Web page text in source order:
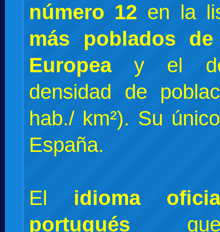
número 12 en la
más poblados
Europeay el
densidad de
hab./ km²). Su
España.
El idioma
portugués